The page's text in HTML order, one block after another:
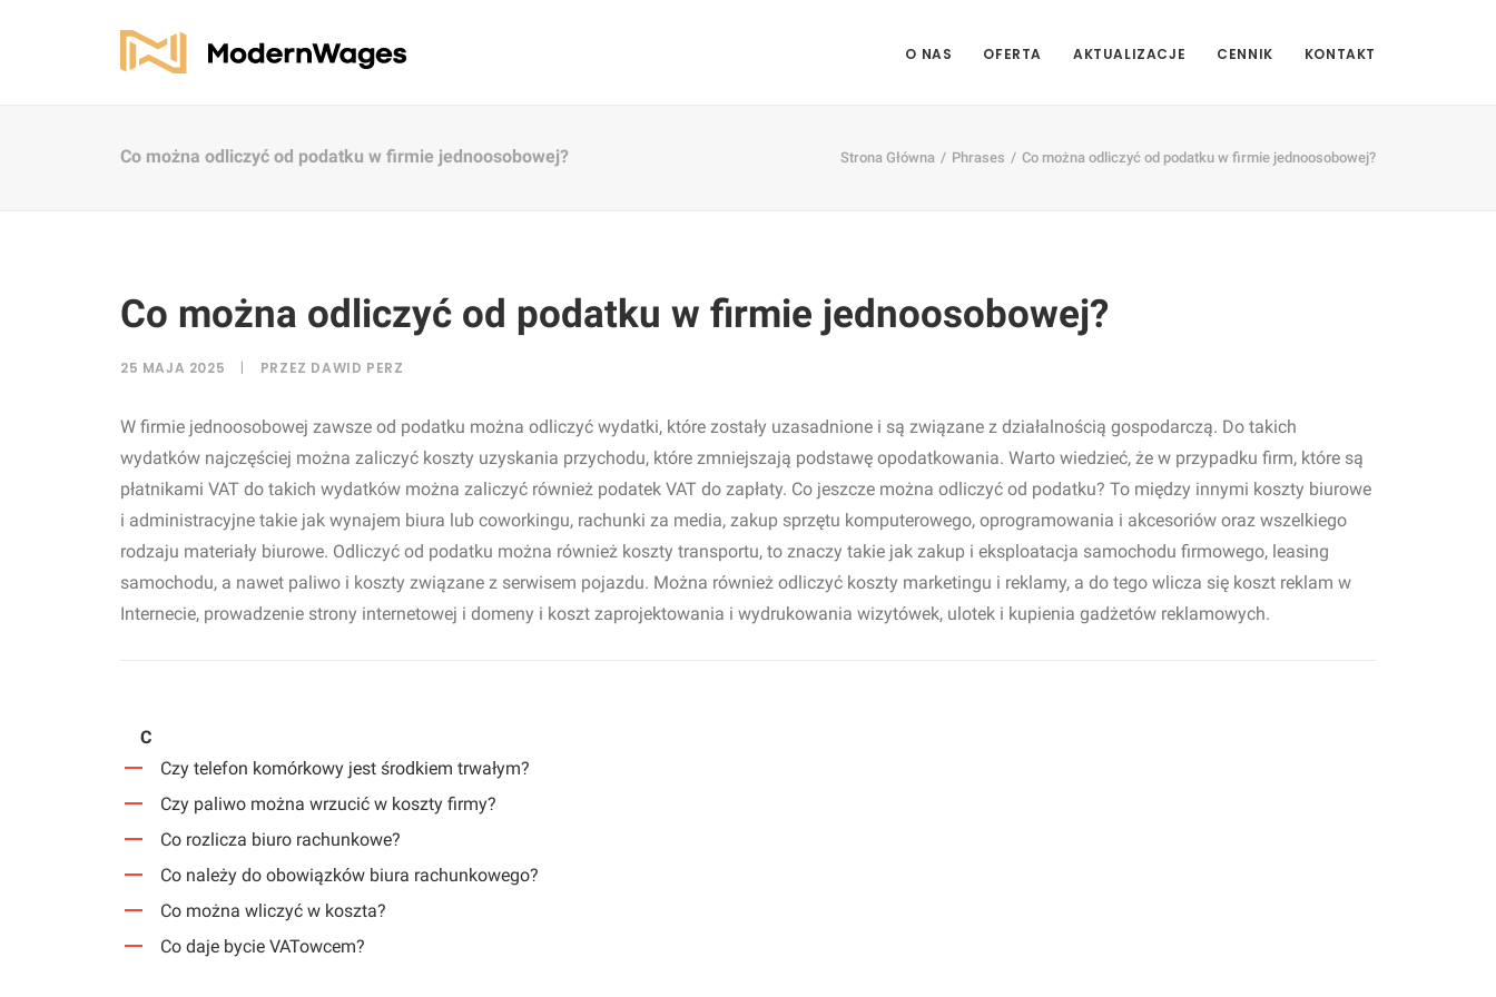
O NAS OFERTA AKTUALIZACJE CENNIK KONTAKT
Co można odliczyć od podatku w firmie jednoosobowej? Strona Główna Phrases Co można odliczyć od podatku w firmie jednoosobowej?
Co można odliczyć od podatku w firmie jednoosobowej?
25 MAJA 2025 | PRZEZ DAWID PERZ
W firmie jednoosobowej zawsze od podatku można odliczyć wydatki, które zostały uzasadnione i są związane z działalnością gospodarczą. Do takich
wydatków najczęściej można zaliczyć koszty uzyskania przychodu, które zmniejszają podstawę opodatkowania. Warto wiedzieć, że w przypadku firm, które są
płatnikami VAT do takich wydatków można zaliczyć również podatek VAT do zapłaty. Co jeszcze można odliczyć od podatku? To między innymi koszty biurowe
i administracyjne takie jak wynajem biura lub coworkingu, rachunki za media, zakup sprzętu komputerowego, oprogramowania i akcesoriów oraz wszelkiego
rodzaju materiały biurowe. Odliczyć od podatku można również koszty transportu, to znaczy takie jak zakup i eksploatacja samochodu firmowego, leasing
samochodu, a nawet paliwo i koszty związane z serwisem pojazdu. Można również odliczyć koszty marketingu i reklamy, a do tego wlicza się koszt reklam w
Internecie, prowadzenie strony internetowej i domeny i koszt zaprojektowania i wydrukowania wizytówek, ulotek i kupienia gadżetów reklamowych.
C
Czy telefon komórkowy jest środkiem trwałym?
Czy paliwo można wrzucić w koszty firmy?
Co rozlicza biuro rachunkowe?
Co należy do obowiązków biura rachunkowego?
Co można wliczyć w koszta?
Co daje bycie VATowcem?